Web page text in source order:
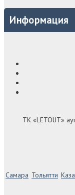
Информация
ТК «LETOUT»
Самара Тольятти